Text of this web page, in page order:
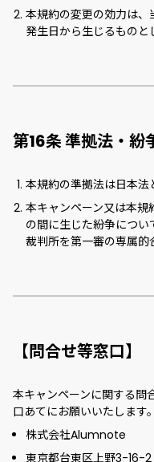
本規約の変更の効力は
発生日から生じるものと
第16条 準拠法・紛
本規約の準拠法は日本法
本キャンペーン又は本
の間に生じた紛争につ
裁判所を第一審の専属的
【問合せ等窓口】
本キャンペーンに関する問
口あてにお願いいたします。
株式会社Alumnote
東京都台東区上野3-16-